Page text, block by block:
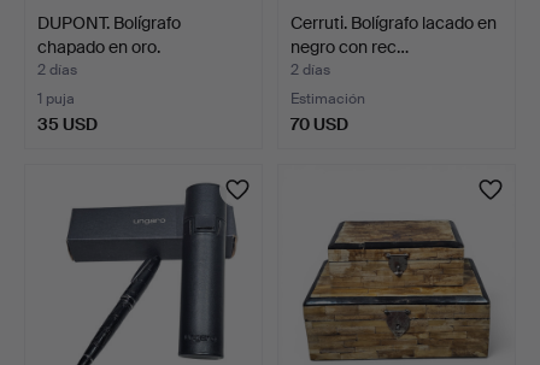
DUPONT. Bolígrafo
chapado en oro.
2 días
1 puja
35 USD
Cerruti. Bolígrafo lacado en
negro con rec…
2 días
Estimación
70 USD